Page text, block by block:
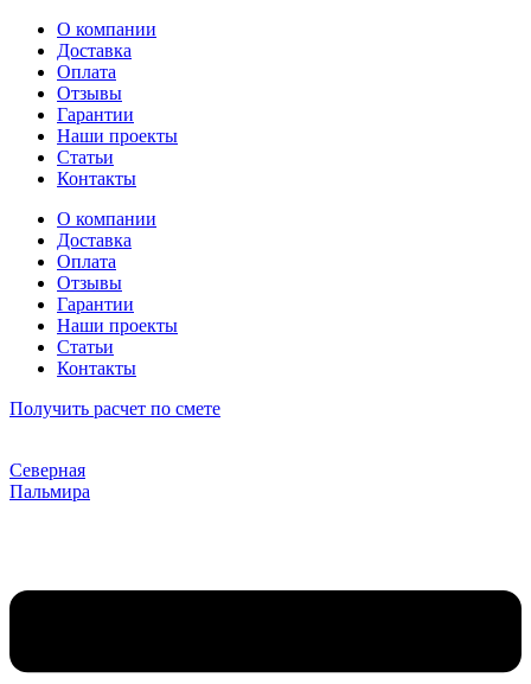
Перейти
содержимому
О компании
Доставка
Оплата
Отзывы
Гарантии
Наши проекты
Статьи
Контакты
О компании
Доставка
Оплата
Отзывы
Гарантии
Наши проекты
Статьи
Контакты
Получить расчет по смете
Северная
Пальмира